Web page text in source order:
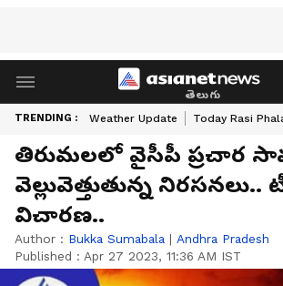
తెలుగు
TRENDING : Weather Update Today Rasi
తిరుమలలో వైసీపీ ప్రచార
వెల్లువెత్తుతున్న నిరసనలు..
విచారణ..
Author : Bukka Sumabala | Andhra Pradesh
Published : Apr 27 2023, 11:36 AM IST